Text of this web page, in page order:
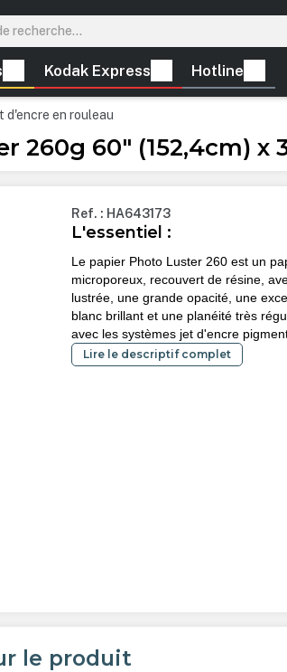
Kodak Express Hotline
d'encre en rouleau
260g 60" (152,4cm) x
Ref. : HA643173
L'essentiel :
Le papier Photo Luster 260 est un
microporeux, recouvert de résine,
lustrée, une grande opacité, une
blanc brillant et une planéité très
avec les systèmes jet d'encre
Lire le descriptif complet
le produit